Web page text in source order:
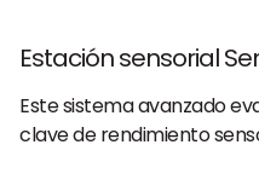
Estación sensorial
Este sistema avanzado
clave de rendimiento